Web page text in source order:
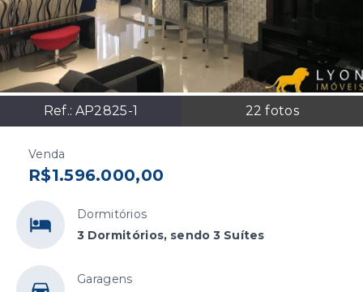
Ref.: AP2825-1 22 fotos
Venda
R$1.596.000,00
Dormitórios
3 Dormitórios, sendo 3 Suítes
Garagens